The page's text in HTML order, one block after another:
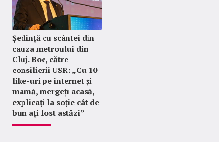
Ședință cu scântei din
cauza metroului din
Cluj. Boc, către
consilierii USR: „Cu 10
like-uri pe internet și
mamă, mergeți acasă,
explicați la soție cât de
bun ați fost astăzi”